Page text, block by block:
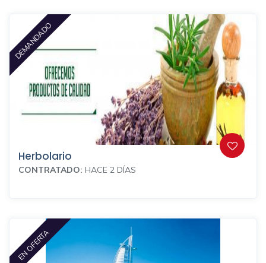
DEMANDADO
Herbolario
CONTRATADO: HACE 2 DÍAS
EN OFERTA